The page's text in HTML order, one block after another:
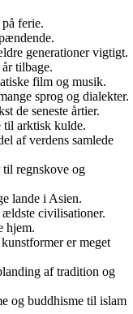
ferie.
generationer vigtigt.
tilbage.
film og musik.
sprog og dialekter.
de seneste årtier.
til arktisk kulde.
af verdens samlede
regnskove og
lande i Asien.
civilisationer.
hjem.
er meget
af tradition og
og buddhisme til islam